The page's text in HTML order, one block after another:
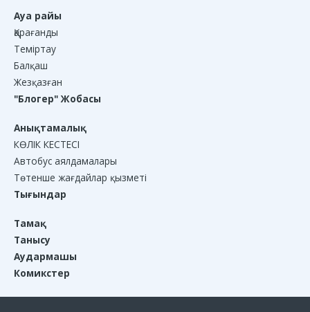
Ауа райы
Қарағанды
Теміртау
Балқаш
Жезқазған
"Блогер" Жобасы
Анықтамалық
КӨЛІК КЕСТЕСІ
Автобус аялдамалары
Төтенше жағдайлар қызметі
Тығындар
Тамақ
Танысу
Аудармашы
Комикстер